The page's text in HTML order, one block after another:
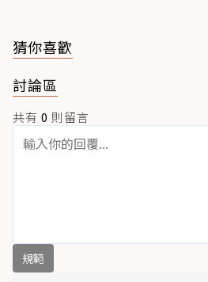
猜你喜歡
討論區
共有 0 則留言
規範